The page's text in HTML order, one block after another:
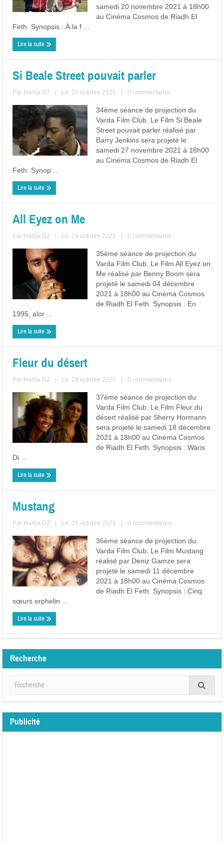
samedi 20 novembre 2021 à 18h00
au Cinéma Cosmos de Riadh El
Feth. Synopsis : À la f ...
Lire la suite
Si Beale Street pouvait parler
Par Harba DZ Le: 24 octobre 2021 0 commentaires
34ème séance de projection du
Varda Film Club. Le Film Si Beale
Street pouvait parler réalisé par
Barry Jenkins sera projeté le
samedi 27 novembre 2021 à 18h00
au Cinéma Cosmos de Riadh El
Feth. Synop ...
Lire la suite
All Eyez on Me
Par Harba DZ Le: 24 octobre 2021 0 commentaires
35ème séance de projection du
Varda Film Club. Le Film All Eyez on
Me réalisé par Benny Boom sera
projeté le samedi 04 décembre
2021 à 18h00 au Cinéma Cosmos
de Riadh El Feth. Synopsis : En
1995, alor ...
Lire la suite
Fleur du désert
Par Harba DZ Le: 24 octobre 2021 0 commentaires
37ème séance de projection du
Varda Film Club. Le Film Fleur du
désert réalisé par Sherry Hormann
sera projeté le samedi 18 décembre
2021 à 18h00 au Cinéma Cosmos
de Riadh El Feth. Synopsis : Waris
Di ...
Lire la suite
Mustang
Par Harba DZ Le: 24 octobre 2021 0 commentaires
36ème séance de projection du
Varda Film Club. Le Film Mustang
réalisé par Deniz Gamze sera
projeté le samedi 11 décembre
2021 à 18h00 au Cinéma Cosmos
de Riadh El Feth. Synopsis : Cinq
sœurs orphelin ...
Lire la suite
Recherche
Publicité